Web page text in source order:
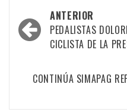
Navegación
por
entradas
ANTERIOR
PEDALISTAS
CICLISTA DE LA
CONTINÚA SIMAPAG